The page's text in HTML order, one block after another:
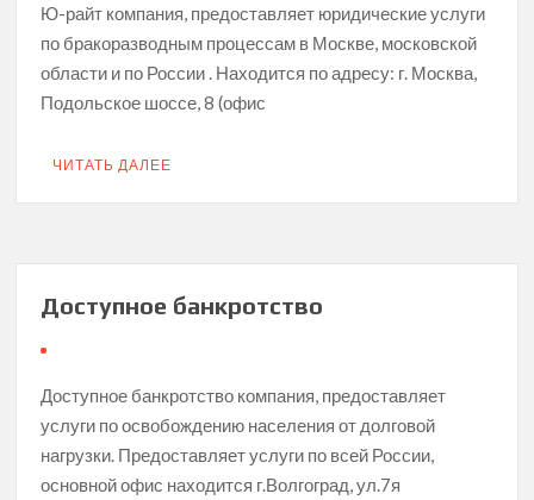
Ю-райт компания, предоставляет юридические услуги
по бракоразводным процессам в Москве, московской
области и по России . Находится по адресу: г. Москва,
Подольское шоссе, 8 (офис
ЧИТАТЬ ДАЛЕЕ
Доступное банкротство
Доступное банкротство компания, предоставляет
услуги по освобождению населения от долговой
нагрузки. Предоставляет услуги по всей России,
основной офис находится г.Волгоград, ул.7я